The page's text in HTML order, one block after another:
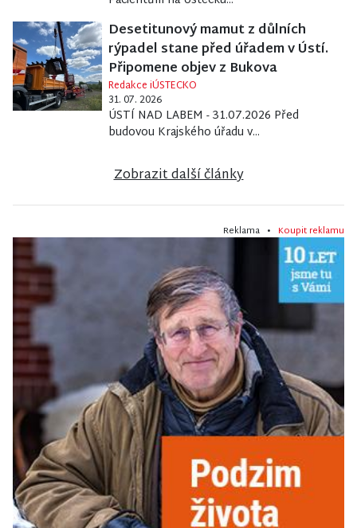
Desetitunový mamut z důlních
rýpadel stane před úřadem v Ústí.
Připomene objev z Bukova
Redakce iÚSTECKO
31. 07. 2026
ÚSTÍ NAD LABEM - 31.07.2026 Před
budovou Krajského úřadu v...
Zobrazit další články
Reklama • Koupit reklamu